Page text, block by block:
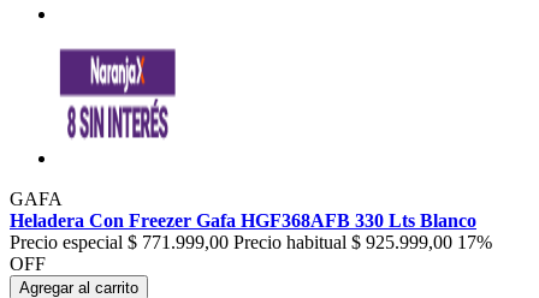
GAFA
Heladera Con Freezer Gafa HGF368AFB 330 Lts Blanco
Precio especial $ 771.999,00 Precio habitual $ 925.999,00 17%
OFF
Agregar al carrito